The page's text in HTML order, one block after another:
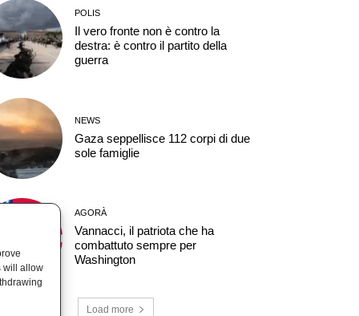
will allow
POLIS
Il vero fronte non è contro la
destra: è contro il partito della
guerra
NEWS
Gaza seppellisce 112 corpi di due
sole famiglie
AGORÀ
Vannacci, il patriota che ha
combattuto sempre per
Washington
Load more